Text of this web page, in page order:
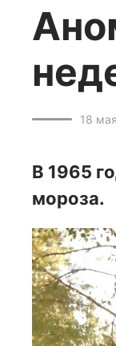
18
В 1965
мороза.